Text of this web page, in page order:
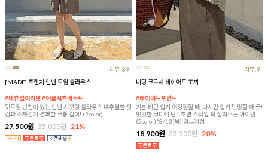
리뷰:89
[MADE] 프렌치 린넨 트임 블라우스
#네츄럴여리핏 #여름셔츠베스트
뒷트임 반전이 있는 린넨 셔켓형 블라우스 내추럴한 핏
감과 소재감에 경쾌한 크롭 길이! (2color)
27,500원 35,000원 21%
리뷰:9
니팅 크로셰 레이어드 조끼
#레이어드포인트
기본 티만 입기 어정쩡할 때, 나시만 입기 민망할 때 굿!
밋밋한 코디에 단 1초면 스타일 확 살려주는 아이템
(2color)*8/13(목) 입고예정
18,900원 23,500원 20%